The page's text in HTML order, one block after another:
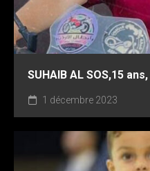
SUHAIB AL SOS,15
1 décembre 2023